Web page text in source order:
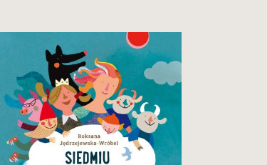
Bestseller! Zbiór bajek na
motywach klasycznych,
poruszających problemy
współczesnych dzieci.